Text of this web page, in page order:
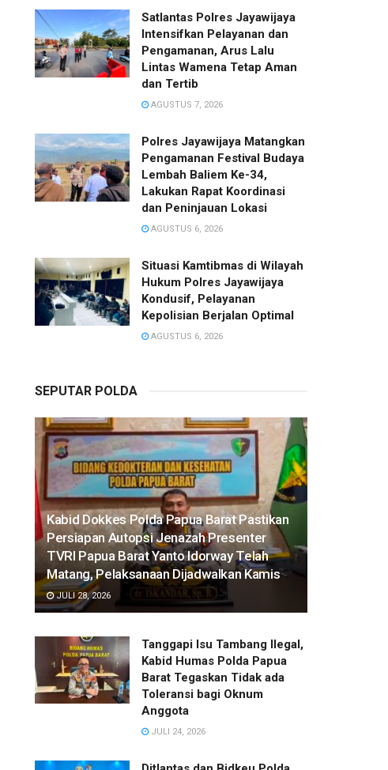
Satlantas Polres Jayawijaya
Intensifkan Pelayanan dan
Pengamanan, Arus Lalu
Lintas Wamena Tetap Aman
dan Tertib
AGUSTUS 7, 2026
Polres Jayawijaya Matangkan
Pengamanan Festival Budaya
Lembah Baliem Ke-34,
Lakukan Rapat Koordinasi
dan Peninjauan Lokasi
AGUSTUS 6, 2026
Situasi Kamtibmas di Wilayah
Hukum Polres Jayawijaya
Kondusif, Pelayanan
Kepolisian Berjalan Optimal
AGUSTUS 6, 2026
SEPUTAR POLDA
Kabid Dokkes Polda Papua Barat Pastikan
Persiapan Autopsi Jenazah Presenter
TVRI Papua Barat Yanto Idorway Telah
Matang, Pelaksanaan Dijadwalkan Kamis
JULI 28, 2026
Tanggapi Isu Tambang Ilegal,
Kabid Humas Polda Papua
Barat Tegaskan Tidak ada
Toleransi bagi Oknum
Anggota
JULI 24, 2026